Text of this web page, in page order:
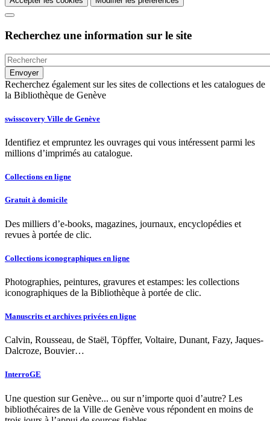
Recherchez une information sur le site
Recherchez également sur les sites de collections et les catalogues de
la Bibliothèque de Genève
swisscovery Ville de Genève
Identifiez et empruntez les ouvrages qui vous intéressent parmi les
millions d’imprimés au catalogue.
Collections en ligne
Gratuit à domicile
Des milliers d’e-books, magazines, journaux, encyclopédies et
revues à portée de clic.
Collections iconographiques en ligne
Photographies, peintures, gravures et estampes: les collections
iconographiques de la Bibliothèque à portée de clic.
Manuscrits et archives privées en ligne
Calvin, Rousseau, de Staël, Töpffer, Voltaire, Dunant, Fazy, Jaques-
Dalcroze, Bouvier…
InterroGE
Une question sur Genève... ou sur n’importe quoi d’autre? Les
bibliothécaires de la Ville de Genève vous répondent en moins de